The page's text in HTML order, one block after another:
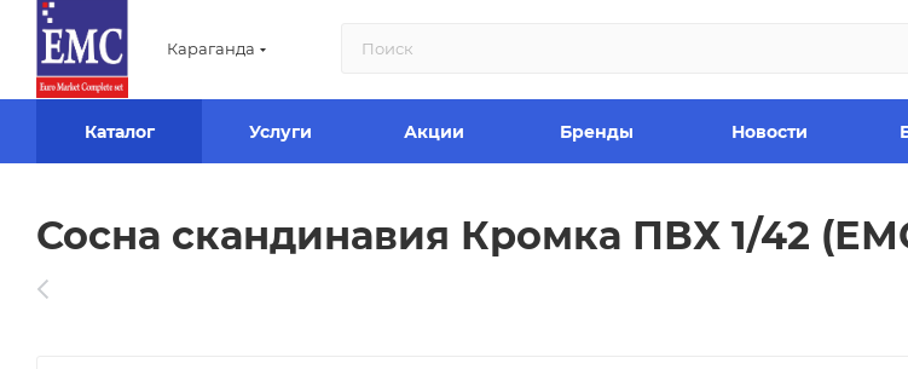
Караганда
Каталог Услуги Акции Бренды Новости
Сосна скандинавия Кромка ПВХ 1/42